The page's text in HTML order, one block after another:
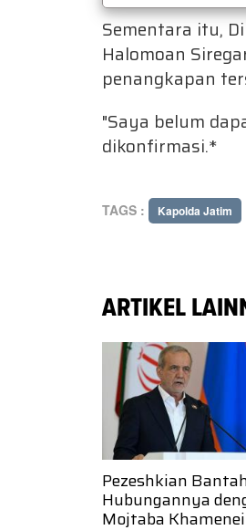
Sementara itu,
Halomoan
penangkapan
"Saya belum
dikonfirmasi.*
TAGS : Kapolda Jatim
ARTIKEL
Pezeshkian
Hubungannya
Mojtaba